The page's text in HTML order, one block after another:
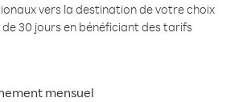
vers la destination de votre choix
30 jours en bénéficiant des tarifs
mensuel